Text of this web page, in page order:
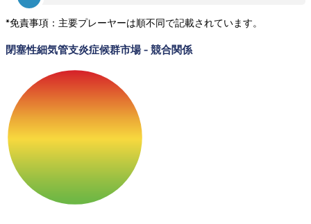
*免責事項：主要プレーヤーは順不同で記載されています。
閉塞性細気管支炎症候群市場- 競合関係